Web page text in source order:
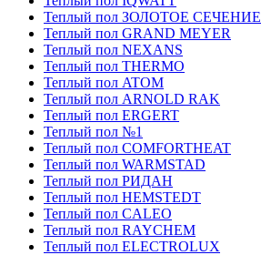
Теплый пол ЗОЛОТОЕ СЕЧЕНИЕ
Теплый пол GRAND MEYER
Теплый пол NEXANS
Теплый пол THERMO
Теплый пол ATOM
Теплый пол ARNOLD RAK
Теплый пол ERGERT
Теплый пол №1
Теплый пол COMFORTHEAT
Теплый пол WARMSTAD
Теплый пол РИДАН
Теплый пол HEMSTEDT
Теплый пол CALEO
Теплый пол RAYCHEM
Теплый пол ELECTROLUX